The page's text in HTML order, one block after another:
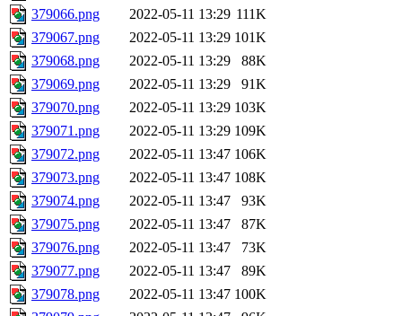
379066.png
2022-05-11 13:29 111K
379067.png
2022-05-11 13:29 101K
379068.png
2022-05-11 13:29
88K
379069.png
2022-05-11 13:29
91K
379070.png
2022-05-11 13:29 103K
379071.png
2022-05-11 13:29 109K
379072.png
2022-05-11 13:47 106K
379073.png
2022-05-11 13:47 108K
379074.png
2022-05-11 13:47
93K
379075.png
2022-05-11 13:47
87K
379076.png
2022-05-11 13:47
73K
379077.png
2022-05-11 13:47
89K
379078.png
2022-05-11 13:47 100K